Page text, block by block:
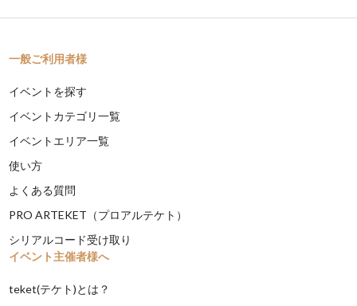
一般ご利用者様
イベントを探す
イベントカテゴリ一覧
イベントエリア一覧
使い方
よくある質問
PRO ARTEKET（プロアルテケト）
シリアルコード受け取り
イベント主催者様へ
teket(テケト)とは？